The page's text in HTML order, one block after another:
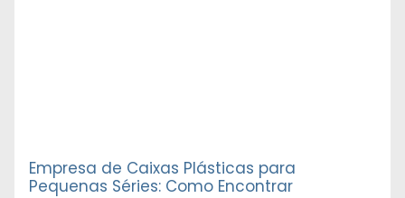
Empresa de Caixas Plásticas para
Pequenas Séries: Como Encontrar